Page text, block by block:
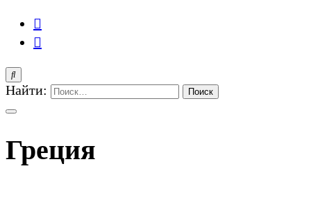
Найти:
Греция